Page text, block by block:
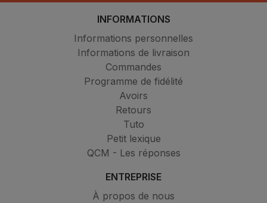
INFORMATIONS
Informations personnelles
Informations de livraison
Commandes
Programme de fidélité
Avoirs
Retours
Tuto
Petit lexique
QCM - Les réponses
ENTREPRISE
À propos de nous